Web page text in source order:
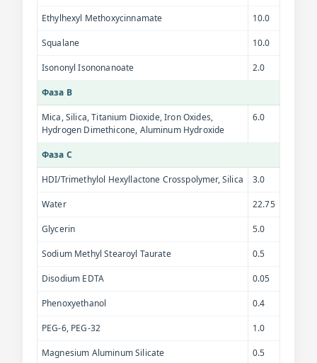
Ethylhexyl Methoxycinnamate 10.0
Squalane 10.0
Isononyl Isononanoate 2.0
Фаза B
Mica, Silica, Titanium Dioxide, Iron Oxides,
Hydrogen Dimethicone, Aluminum Hydroxide
6.0
Фаза C
HDI/Trimethylol Hexyllactone Crosspolymer, Silica 3.0
Water 22.75
Glycerin 5.0
Sodium Methyl Stearoyl Taurate 0.5
Disodium EDTA 0.05
Phenoxyethanol 0.4
PEG-6, PEG-32 1.0
Magnesium Aluminum Silicate 0.5